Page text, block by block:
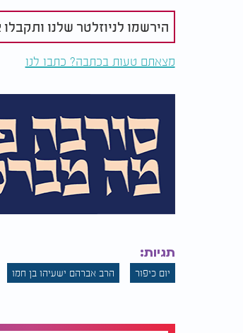
הירשמו לניוזלטר שלנו
מצאתם טעות בכתבה? כתבו לנו
תגיות:
יום כיפור הרב אברהם ישעיהו בן חמו